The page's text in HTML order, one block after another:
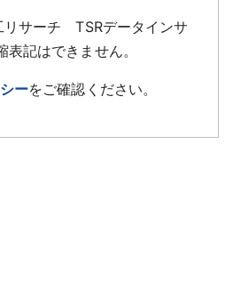
リサーチ TSRデータインサ
記はできません。
ーをご確認ください。